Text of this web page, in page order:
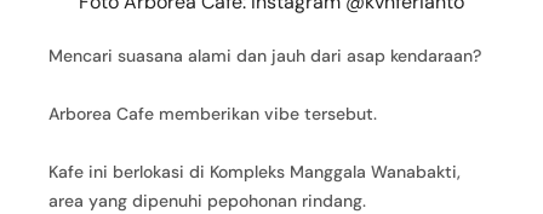
Mencari suasana alami dan jauh dari asap kendaraan?
Arborea Cafe memberikan vibe tersebut.
Kafe ini berlokasi di Kompleks Manggala Wanabakti,
area yang dipenuhi pepohonan rindang.